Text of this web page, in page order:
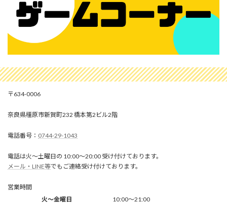
634-0006
奈良県橿原市新賀町232 橋本第2ビル2階
0744-29-1043
電話は火～土曜日の 10:00～20:00 受け付けております。
メール・LINE等でもご連絡受け付けております。
営業時間
火～金曜日
10:00～21:00